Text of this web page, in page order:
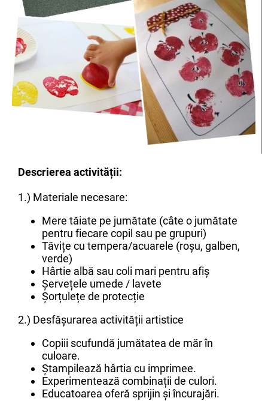
Descrierea activității:
1.) Materiale necesare:
Mere tăiate pe jumătate (câte o jumătate
pentru fiecare copil sau pe grupuri)
Tăvițe cu tempera/acuarele (roșu, galben,
verde)
Hârtie albă sau coli mari pentru afiș
Șervețele umede / lavete
Șorțulețe de protecție
2.) Desfășurarea activității artistice
Copiii scufundă jumătatea de măr în
culoare.
Ștampilează hârtia cu imprimee.
Experimentează combinații de culori.
Educatoarea oferă sprijin și încurajări.